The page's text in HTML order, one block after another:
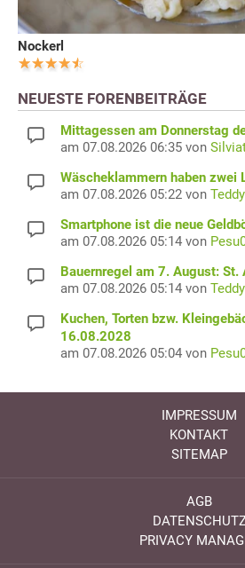
Nockerl
NEUESTE FORENBEITRÄGE
Mittagessen am Donnerstag
am 07.08.2026 06:35 von
Wäscheklammern haben zwei
am 07.08.2026 05:22 von
Smartphone ist die neue
am 07.08.2026 05:14 von
Bauernregel am 7. August: St.
am 07.08.2026 05:14 von
Kuchen, Torten bzw.
16.08.2028
am 07.08.2026 05:04 von
IMPRESSUM
KONTAKT
SITEMAP
AGB
PRIVACY